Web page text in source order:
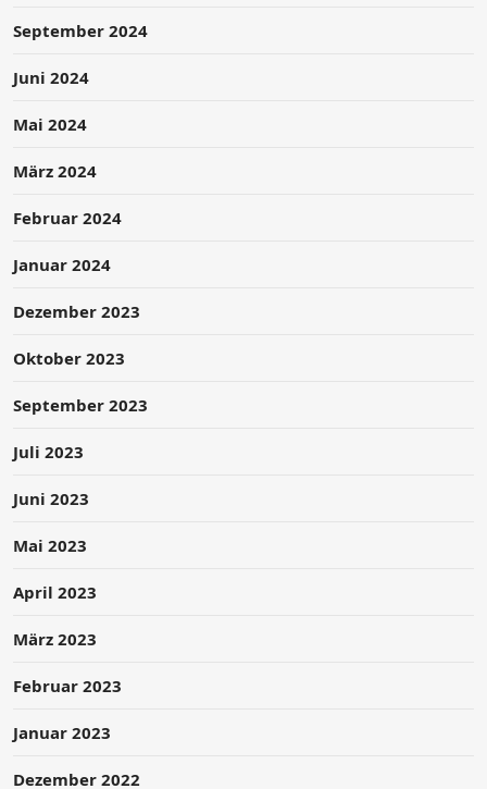
September 2024
Juni 2024
Mai 2024
März 2024
Februar 2024
Januar 2024
Dezember 2023
Oktober 2023
September 2023
Juli 2023
Juni 2023
Mai 2023
April 2023
März 2023
Februar 2023
Januar 2023
Dezember 2022